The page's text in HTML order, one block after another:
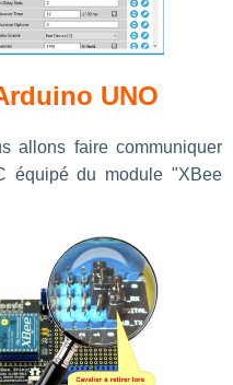
UNO
allons faire communiquer
équipé du module "XBee